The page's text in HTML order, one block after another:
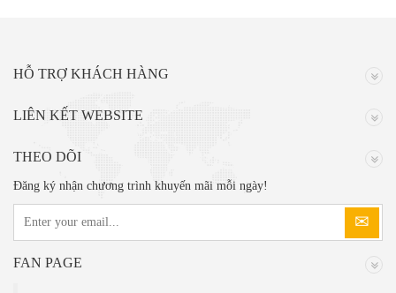
HỖ TRỢ KHÁCH HÀNG
LIÊN KẾT WEBSITE
THEO DÕI
Đăng ký nhận chương trình khuyến mãi mỗi ngày!
FAN PAGE